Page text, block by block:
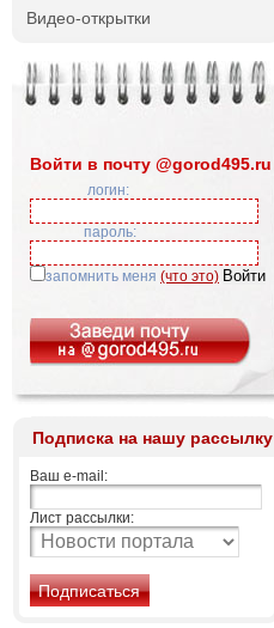
Видео-открытки
Войти в почту @gorod495.ru
логин:
пароль:
запомнить меня (что это)
Подписка на нашу рассылку
Ваш e-mail:
Лист рассылки: